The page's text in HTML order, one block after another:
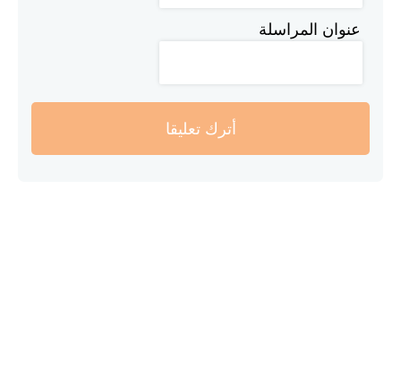
عنوان المراسلة
أترك تعليقا